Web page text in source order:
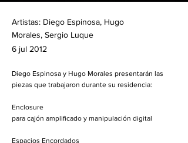
Artistas: Diego Espinosa, Hugo
Morales, Sergio Luque
6 jul 2012
Diego Espinosa y Hugo Morales presentarán las
piezas que trabajaron durante su residencia:
Enclosure
para cajón amplificado y manipulación digital
Espacios Encordados